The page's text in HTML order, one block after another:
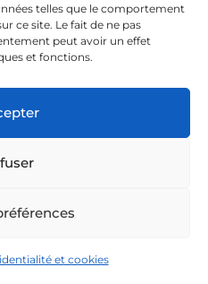
telles que le comportement
ce site. Le fait de ne pas
peut avoir un effet
et fonctions.
et cookies
e-commerce
d’une stratégie